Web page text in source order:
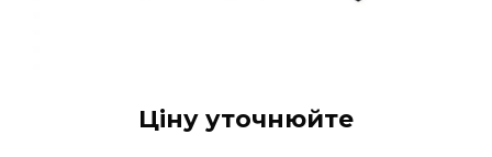
Ціну уточнюйте